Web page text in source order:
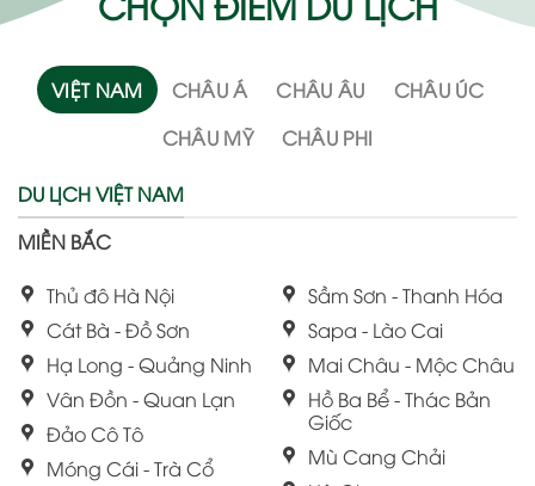
VIỆT NAM CHÂU Á CHÂU ÂU
CHÂU ÚC
CHÂU MỸ
CHÂU PHI
DU LỊCH VIỆT NAM
MIỀN BẮC
Thủ đô Hà Nội
Cát Bà - Đồ Sơn
Hạ Long - Quảng Ninh
Vân Đồn - Quan Lạn
Đảo Cô Tô
Móng Cái - Trà Cổ
Sầm Sơn - Thanh Hóa
Sapa - Lào Cai
Mai Châu - Mộc Châu
Hồ Ba Bể - Thác Bản
Giốc
Mù Cang Chải